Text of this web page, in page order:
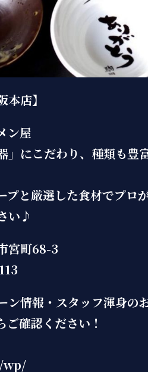
店】
ン屋
」にこだわり、種類も
プと厳選した食材でプロ
い♪
宮町68-3
ン情報・スタッフ渾身の
ご確認ください！